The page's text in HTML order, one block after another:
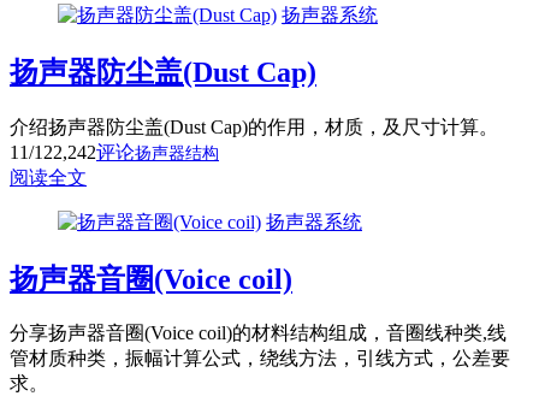
扬声器系统
扬声器防尘盖(Dust Cap)
介绍扬声器防尘盖(Dust Cap)的作用，材质，及尺寸计算。
11/122,242评论扬声器结构
阅读全文
扬声器系统
扬声器音圈(Voice coil)
分享扬声器音圈(Voice coil)的材料结构组成，音圈线种类,线
管材质种类，振幅计算公式，绕线方法，引线方式，公差要
求。